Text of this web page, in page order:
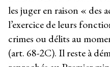
les juger en raison « des
l’exercice de leurs
crimes ou délits au
(art. 68-2C). Il reste à